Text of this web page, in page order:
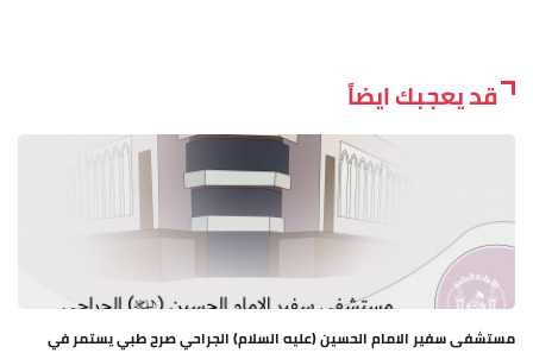
قد يعجبك ايضاً
مستشفى سفير الامام الحسين (عليه السلام) الجراحي صرح طبي يستمر في